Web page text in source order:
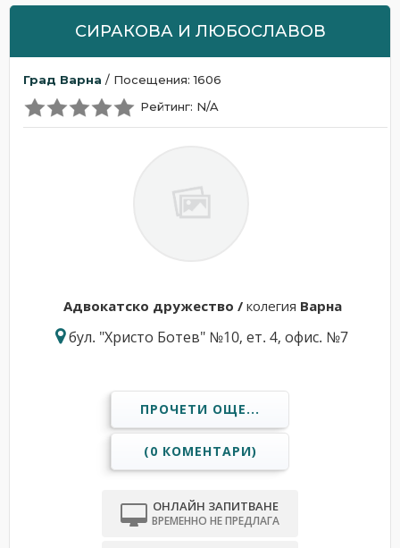
СИРАКОВА И ЛЮБОСЛАВОВ
Град Варна / Посещения: 1606
Рейтинг: N/A
Адвокатскo дружествo / колегия Варна
бул. "Христо Ботев" №10, ет. 4, офис. №7
ПРОЧЕТИ ОЩЕ...
(0 КОМЕНТАРИ)
ОНЛАЙН ЗАПИТВАНЕ
ВРЕМЕННО НЕ ПРЕДЛАГА